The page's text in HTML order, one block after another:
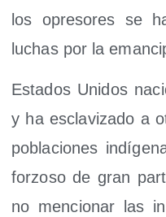
los opre­so­res se
luchas por la
Esta­dos Uni­dos
y ha escla­vi­za­do a
pobla­cio­nes
for­zo­so de gran
no men­cio­nar las